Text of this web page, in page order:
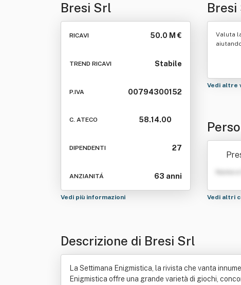
Bresi Srl
RICAVI 50.0 M €
TREND RICAVI Stabile
P.IVA 00794300152
C. ATECO 58.14.00
DIPENDENTI 27
ANZIANITÁ 63 anni
Vedi più informazioni
Bresi
Valuta
Vedi altre
Nome e
Vedi altri
Descrizione di Bresi Srl
La Settimana Enigmistica, la rivista che vanta
Enigmistica offre una grande varietà di giochi,